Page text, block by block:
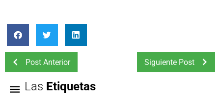
Post Anterior Siguiente Post
Las Etiquetas